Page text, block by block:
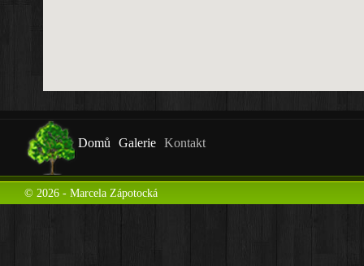
Domů Galerie Kontakt
© 2026 - Marcela Zápotocká